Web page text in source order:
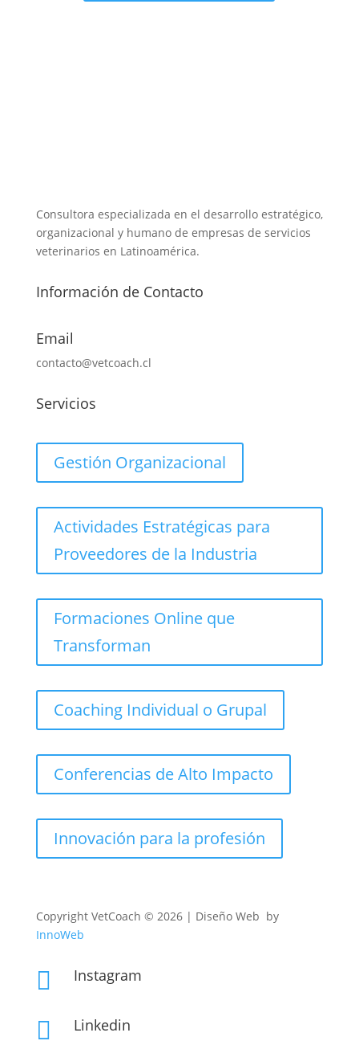
Consultora especializada en el desarrollo estratégico,
organizacional y humano de empresas de servicios
veterinarios en Latinoamérica.
Información de Contacto
Email
contacto@vetcoach.cl
Servicios
Gestión Organizacional
Actividades Estratégicas para
Proveedores de la Industria
Formaciones Online que
Transforman
Coaching Individual o Grupal
Conferencias de Alto Impacto
Innovación para la profesión
CopyrightVetCoach © 2026 | Diseño Web by
InnoWeb
 Instagram
 Linkedin